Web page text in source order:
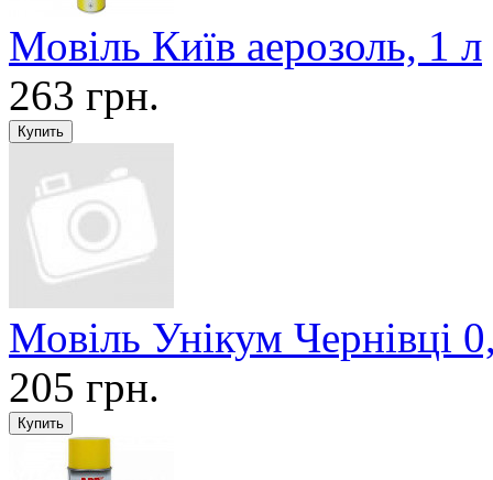
Мовіль Київ аерозоль, 1 л
263 грн.
Мовіль Унікум Чернівці
205 грн.